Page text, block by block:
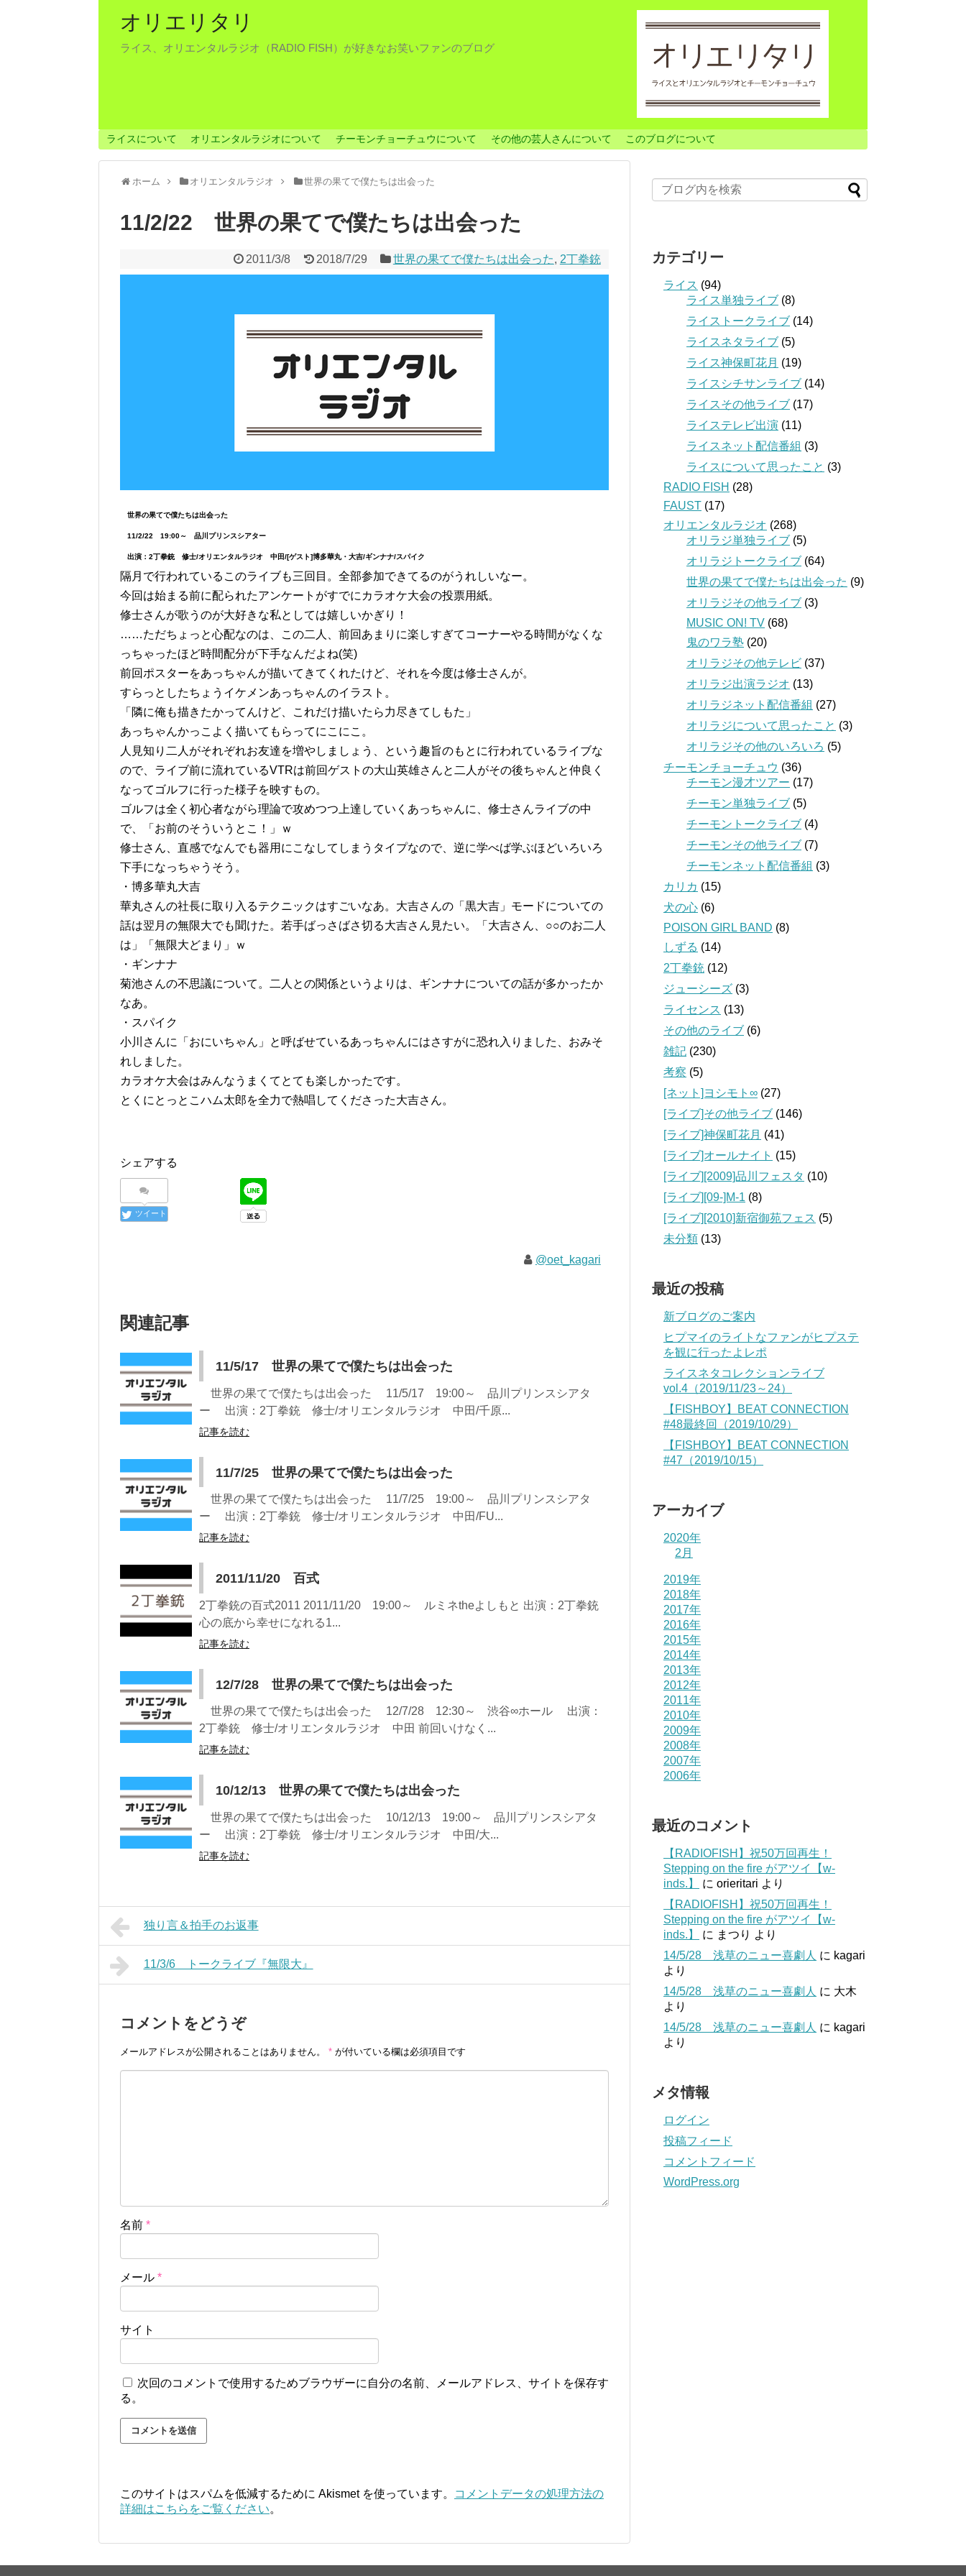
オリエリタリ
ライス、オリエンタルラジオ（RADIO FISH）が好きなお笑いファンのブログ
ライスについて オリエンタルラジオについて チーモンチョーチュウについて その他の芸人さんについて このブログについて
ホーム オリエンタルラジオ 世界の果てで僕たちは出会った
11/2/22 世界の果てで僕たちは出会った
2011/3/8 2018/7/29 世界の果てで僕たちは出会った, 2丁拳銃
世界の果てで僕たちは出会った
11/2/22 19:00～ 品川プリンスシアター
出演：2丁拳銃 修士/オリエンタルラジオ 中田/[ゲスト]博多華丸・大吉/ギンナナ/スパイク
隔月で行われているこのライブも三回目。全部参加できてるのがうれしいなー。
今回は始まる前に配られたアンケートがすでにカラオケ大会の投票用紙。
修士さんが歌うのが大好きな私としては嬉しいかぎり！
……ただちょっと心配なのは、この二人、前回あまりに楽しすぎてコーナーやる時間がなくな
っちゃったほど時間配分が下手なんだよね(笑)
前回ポスターをあっちゃんが描いてきてくれたけど、それを今度は修士さんが。
すらっとしたちょうイケメンあっちゃんのイラスト。
「隣に俺も描きたかってんけど、これだけ描いたら力尽きてしもた」
あっちゃんかっこよく描いてもらってにこにこ。
人見知り二人がそれぞれお友達を増やしましょう、という趣旨のもとに行われているライブな
ので、ライブ前に流れているVTRは前回ゲストの大山英雄さんと二人がその後ちゃんと仲良く
なってゴルフに行った様子を映すもの。
ゴルフは全く初心者ながら理論で攻めつつ上達していくあっちゃんに、修士さんライブの中
で、「お前のそういうとこ！」ｗ
修士さん、直感でなんでも器用にこなしてしまうタイプなので、逆に学べば学ぶほどいろいろ
下手になっちゃうそう。
・博多華丸大吉
華丸さんの社長に取り入るテクニックはすごいなあ。大吉さんの「黒大吉」モードについての
話は翌月の無限大でも聞けた。若手ばっさばさ切る大吉さん見たい。「大吉さん、○○のお二人
は」「無限大どまり」ｗ
・ギンナナ
菊池さんの不思議について。二人との関係というよりは、ギンナナについての話が多かったか
なあ。
・スパイク
小川さんに「おにいちゃん」と呼ばせているあっちゃんにはさすがに恐れ入りました、おみそ
れしました。
カラオケ大会はみんなうまくてとても楽しかったです。
とくにとっとこハム太郎を全力で熱唱してくださった大吉さん。
シェアする
ツイート
@oet_kagari
関連記事
11/5/17 世界の果てで僕たちは出会った
世界の果てで僕たちは出会った 11/5/17 19:00～ 品川プリンスシアタ
ー 出演：2丁拳銃 修士/オリエンタルラジオ 中田/千原...
記事を読む
11/7/25 世界の果てで僕たちは出会った
世界の果てで僕たちは出会った 11/7/25 19:00～ 品川プリンスシアタ
ー 出演：2丁拳銃 修士/オリエンタルラジオ 中田/FU...
記事を読む
2011/11/20 百式
2丁拳銃の百式2011 2011/11/20 19:00～ ルミネtheよしもと 出演：2丁拳銃
心の底から幸せになれる1...
記事を読む
12/7/28 世界の果てで僕たちは出会った
世界の果てで僕たちは出会った 12/7/28 12:30～ 渋谷∞ホール 出演：
2丁拳銃 修士/オリエンタルラジオ 中田 前回いけなく...
記事を読む
10/12/13 世界の果てで僕たちは出会った
世界の果てで僕たちは出会った 10/12/13 19:00～ 品川プリンスシアタ
ー 出演：2丁拳銃 修士/オリエンタルラジオ 中田/大...
記事を読む
独り言＆拍手のお返事
11/3/6 トークライブ『無限大』
コメントをどうぞ
メールアドレスが公開されることはありません。 * が付いている欄は必須項目です
名前 *
メール *
サイト
次回のコメントで使用するためブラウザーに自分の名前、メールアドレス、サイトを保存す
る。
このサイトはスパムを低減するために Akismet を使っています。
コメントデータの処理方法の
詳細はこちらをご覧ください。
カテゴリー
ライス (94)
ライス単独ライブ (8)
ライストークライブ (14)
ライスネタライブ (5)
ライス神保町花月 (19)
ライスシチサンライブ (14)
ライスその他ライブ (17)
ライステレビ出演 (11)
ライスネット配信番組 (3)
ライスについて思ったこと (3)
RADIO FISH (28)
FAUST (17)
オリエンタルラジオ (268)
オリラジ単独ライブ (5)
オリラジトークライブ (64)
世界の果てで僕たちは出会った (9)
オリラジその他ライブ (3)
MUSIC ON! TV (68)
鬼のワラ塾 (20)
オリラジその他テレビ (37)
オリラジ出演ラジオ (13)
オリラジネット配信番組 (27)
オリラジについて思ったこと (3)
オリラジその他のいろいろ (5)
チーモンチョーチュウ (36)
チーモン漫才ツアー (17)
チーモン単独ライブ (5)
チーモントークライブ (4)
チーモンその他ライブ (7)
チーモンネット配信番組 (3)
カリカ (15)
犬の心 (6)
POISON GIRL BAND (8)
しずる (14)
2丁拳銃 (12)
ジューシーズ (3)
ライセンス (13)
その他のライブ (6)
雑記 (230)
考察 (5)
[ネット]ヨシモト∞ (27)
[ライブ]その他ライブ (146)
[ライブ]神保町花月 (41)
[ライブ]オールナイト (15)
[ライブ][2009]品川フェスタ (10)
[ライブ][09‐]M-1 (8)
[ライブ][2010]新宿御苑フェス (5)
未分類 (13)
最近の投稿
新ブログのご案内
ヒプマイのライトなファンがヒプステ
を観に行ったよレポ
ライスネタコレクションライブ
vol.4（2019/11/23～24）
【FISHBOY】BEAT CONNECTION
#48最終回（2019/10/29）
【FISHBOY】BEAT CONNECTION
#47（2019/10/15）
アーカイブ
2020年
2月
2019年
2018年
2017年
2016年
2015年
2014年
2013年
2012年
2011年
2010年
2009年
2008年
2007年
2006年
最近のコメント
【RADIOFISH】祝50万回再生！
Stepping on the fire がアツイ【w-
inds.】
に orieritari より
【RADIOFISH】祝50万回再生！
Stepping on the fire がアツイ【w-
inds.】
に まつり より
14/5/28 浅草のニュー喜劇人 に kagari
より
14/5/28 浅草のニュー喜劇人 に 大木
より
14/5/28 浅草のニュー喜劇人 に kagari
より
メタ情報
ログイン
投稿フィード
コメントフィード
WordPress.org